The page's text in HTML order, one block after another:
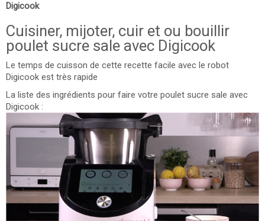
Digicook
Cuisiner, mijoter, cuir et ou bouillir
poulet sucre sale avec Digicook
Le temps de cuisson de cette recette facile avec le robot
Digicook est très rapide
La liste des ingrédients pour faire votre poulet sucre sale avec
Digicook :